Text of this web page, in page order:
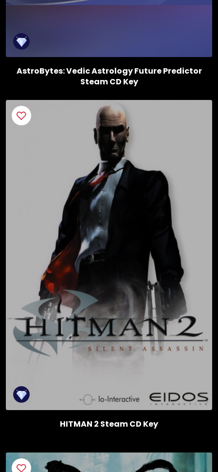
AstroBytes: Vedic Astrology Future Predictor
Steam CD Key
HITMAN 2 Steam CD Key